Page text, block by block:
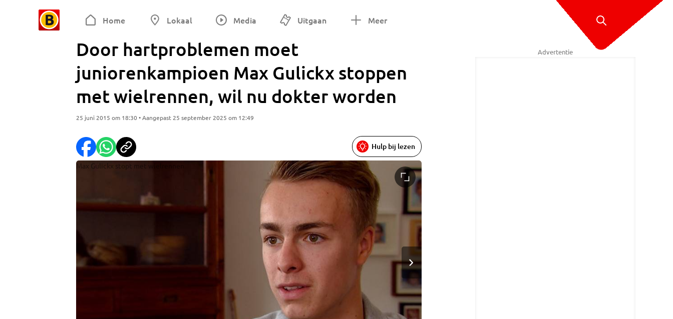
Home Lokaal Media Uitgaan Meer
Door hartproblemen moet
juniorenkampioen Max Gulickx stoppen
met wielrennen, wil nu dokter worden
25 juni 2015 om 18:30 • Aangepast 25 september 2025 om 12:49
Max Gulickx stopt met wielrennen
Hulp bij lezen
Advertentie